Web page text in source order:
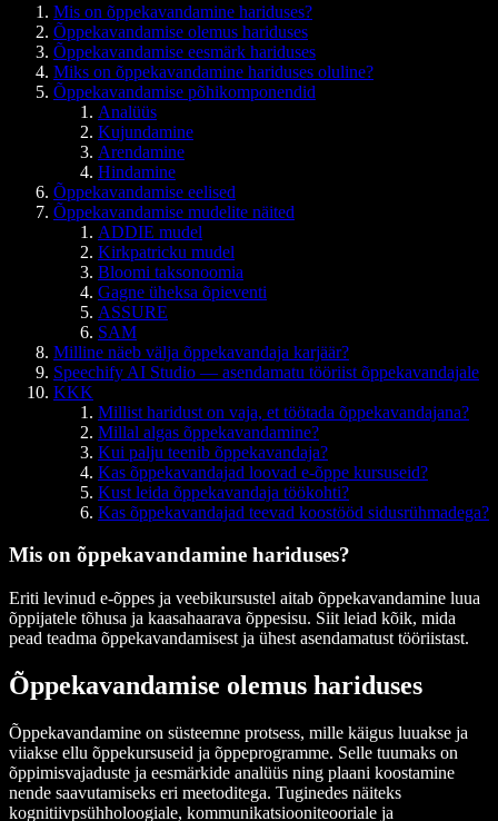
Mis on õppekavandamine hariduses?
Õppekavandamise olemus hariduses
Õppekavandamise eesmärk hariduses
Miks on õppekavandamine hariduses oluline?
Õppekavandamise põhikomponendid
Analüüs
Kujundamine
Arendamine
Hindamine
Õppekavandamise eelised
Õppekavandamise mudelite näited
ADDIE mudel
Kirkpatricku mudel
Bloomi taksonoomia
Gagne üheksa õpieventi
ASSURE
SAM
Milline näeb välja õppekavandaja karjäär?
Speechify AI Studio — asendamatu tööriist õppekavandajale
KKK
Millist haridust on vaja, et töötada õppekavandajana?
Millal algas õppekavandamine?
Kui palju teenib õppekavandaja?
Kas õppekavandajad loovad e-õppe kursuseid?
Kust leida õppekavandaja töökohti?
Kas õppekavandajad teevad koostööd sidusrühmadega?
Mis on õppekavandamine hariduses?
Eriti levinud e-õppes ja veebikursustel aitab õppekavandamine luua
õppijatele tõhusa ja kaasahaarava õppesisu. Siit leiad kõik, mida
pead teadma õppekavandamisest ja ühest asendamatust tööriistast.
Õppekavandamise olemus hariduses
Õppekavandamine on süsteemne protsess, mille käigus luuakse ja
viiakse ellu õppekursuseid ja õppeprogramme. Selle tuumaks on
õppimisvajaduste ja eesmärkide analüüs ning plaani koostamine
nende saavutamiseks eri meetoditega. Tuginedes näiteks
kognitiivpsühholoogiale, kommunikatsiooniteooriale ja